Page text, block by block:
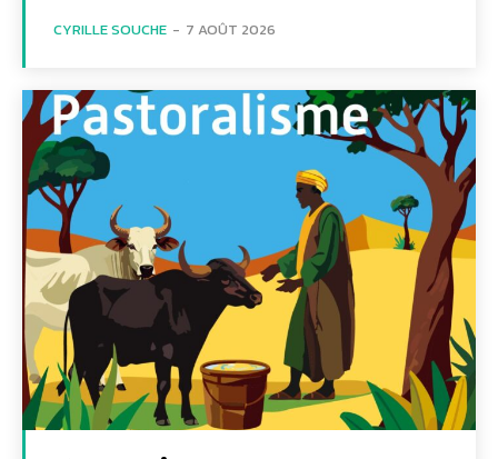
CYRILLE SOUCHE - 7 AOÛT 2026